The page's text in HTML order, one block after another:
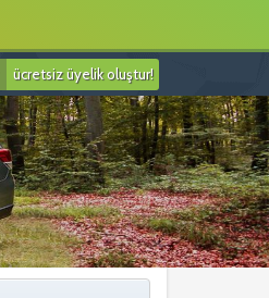
ücretsiz üyelik oluştur!